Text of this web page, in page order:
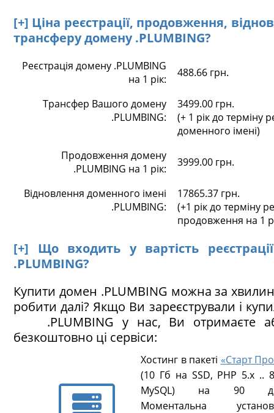
[+] Ціна реєстрації, продовження,
трансферу домену .PLUMBING?
Реєстрація домену .PLUMBING
на 1 рік:
488.66 грн.
Трансфер Вашого домену
.PLUMBING:
3499.00 грн.
(+ 1 рік до терміну
доменного імені)
Продовження домену
.PLUMBING на 1 рік:
3999.00 грн.
Відновлення доменного імені
.PLUMBING:
17865.37 грн.
(+1 рік до терміну
продовження на 1
[+] Що входить у вартість
.PLUMBING?
Купити домен .PLUMBING можна за
робити далі? Якщо Ви зареєстрували і
.PLUMBING у нас, Ви отримаєте
безкоштовно ці сервіси:
Хостинг в пакеті «Старт
(10 Гб на SSD, PHP 5.х ..
MySQL) на 90
Моментальна